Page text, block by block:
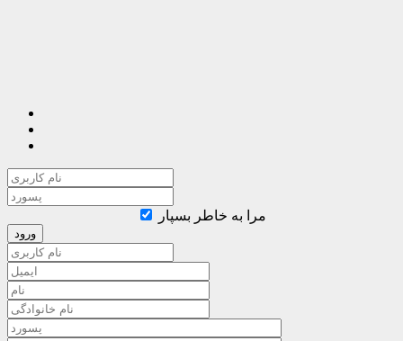
مرا به خاطر بسپار